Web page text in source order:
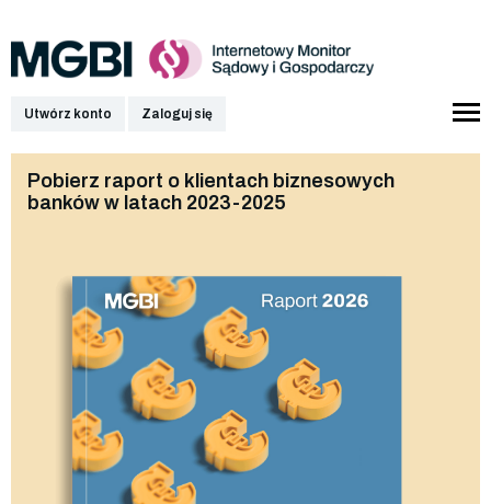
Utwórz konto Zaloguj się
Pobierz raport o klientach biznesowych
banków w latach 2023-2025